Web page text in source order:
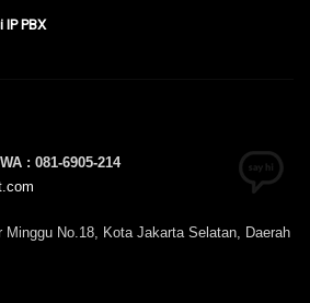
PBX
: 081-6905-214
Minggu No.18, Kota Jakarta Selatan, Daerah